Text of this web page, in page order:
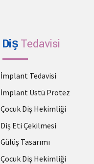
DişTedavisi
İmplant Tedavisi
İmplant Üstü Protez
Çocuk Diş Hekimliği
Diş Eti Çekilmesi
Gülüş Tasarımı
Çocuk Diş Hekimliği